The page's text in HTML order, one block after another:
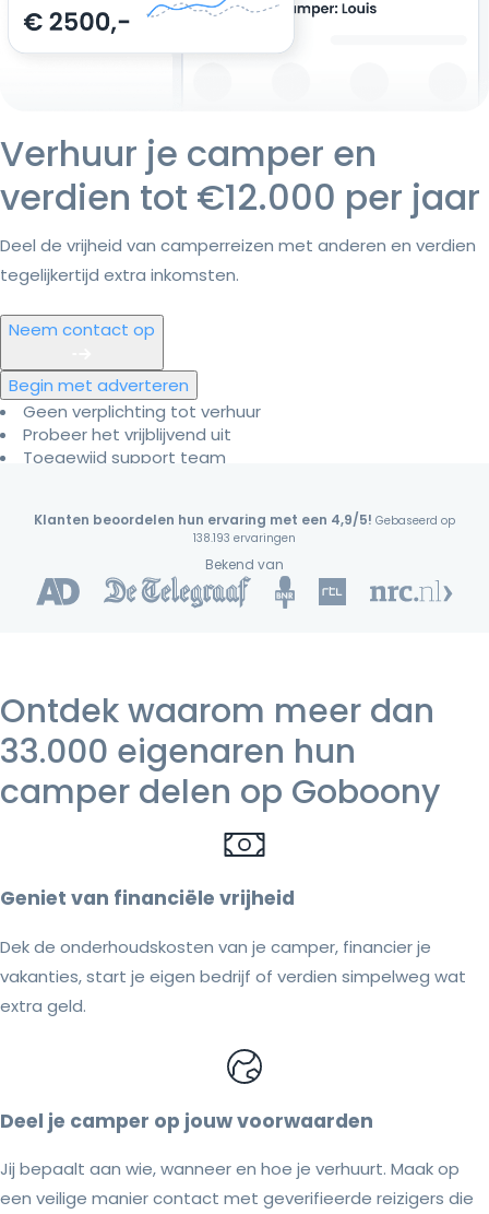
Verhuur je camper en
verdien tot €12.000 per jaar
Deel de vrijheid van camperreizen met anderen en verdien
tegelijkertijd extra inkomsten.
Neem contact op
Begin met adverteren
Geen verplichting tot verhuur
Probeer het vrijblijvend uit
Toegewijd support team
Klanten beoordelen hun ervaring met een 4,9/5! Gebaseerd op
138.193 ervaringen
Bekend van
Ontdek waarom meer dan
33.000 eigenaren hun
camper delen op Goboony
Geniet van financiële vrijheid
Dek de onderhoudskosten van je camper, financier je
vakanties, start je eigen bedrijf of verdien simpelweg wat
extra geld.
Deel je camper op jouw voorwaarden
Jij bepaalt aan wie, wanneer en hoe je verhuurt. Maak op
een veilige manier contact met geverifieerde reizigers die